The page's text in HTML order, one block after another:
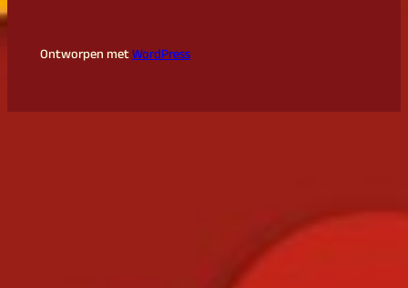
Ontworpen metWordPress